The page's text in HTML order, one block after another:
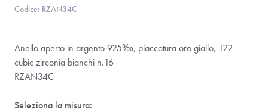
Codice: RZAN34C
Anello aperto in argento 925‰, placcatura oro giallo, 122
cubic zirconia bianchi n.16
RZAN34C
Seleziona la misura: